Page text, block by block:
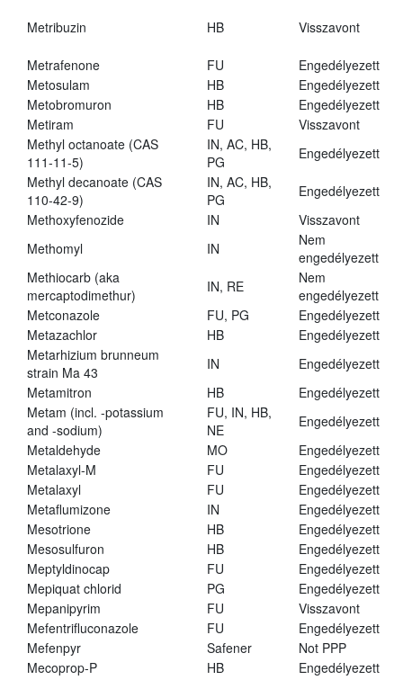
Metribuzin HB Visszavont
Metrafenone FU
Engedélyezett
Metosulam
HB
Engedélyezett
Metobromuron
HB
Engedélyezett
Metiram
FU
Visszavont
Methyl octanoate (CAS
111-11-5)
IN, AC, HB,
PG
Engedélyezett
Methyl decanoate (CAS
110-42-9)
IN, AC, HB,
PG
Engedélyezett
Methoxyfenozide
IN
Visszavont
Methomyl
IN
Nem
engedélyezett
Methiocarb (aka
mercaptodimethur)
IN, RE
Nem
engedélyezett
Metconazole
FU, PG
Engedélyezett
Metazachlor
HB
Engedélyezett
Metarhizium brunneum
strain Ma 43
IN
Engedélyezett
Metamitron
HB
Engedélyezett
Metam (incl. -potassium
and -sodium)
FU, IN, HB,
NE
Engedélyezett
Metaldehyde
MO
Engedélyezett
Metalaxyl-M
FU
Engedélyezett
Metalaxyl
FU
Engedélyezett
Metaflumizone
IN
Engedélyezett
Mesotrione
HB
Engedélyezett
Mesosulfuron
HB
Engedélyezett
Meptyldinocap
FU
Engedélyezett
Mepiquat chlorid
PG
Engedélyezett
Mepanipyrim
FU
Visszavont
Mefentrifluconazole
FU
Engedélyezett
Mefenpyr
Safener
Not PPP
Mecoprop-P
HB
Engedélyezett